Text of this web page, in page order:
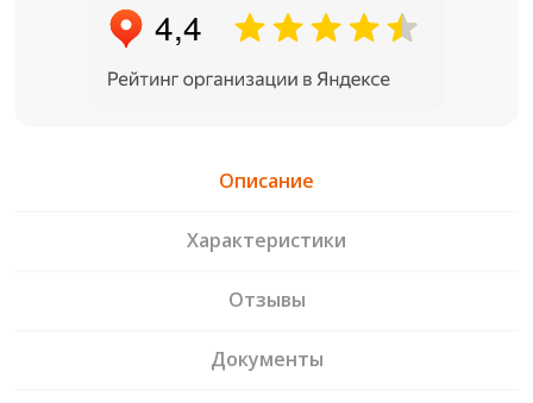
Описание
Характеристики
Отзывы
Документы